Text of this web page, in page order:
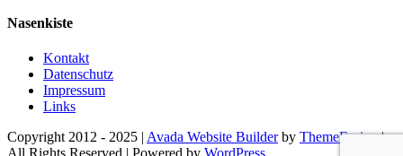
Nasenkiste
Kontakt
Datenschutz
Impressum
Links
Copyright 2012 - 2025 | Avada Website Builderby ThemeFusion|